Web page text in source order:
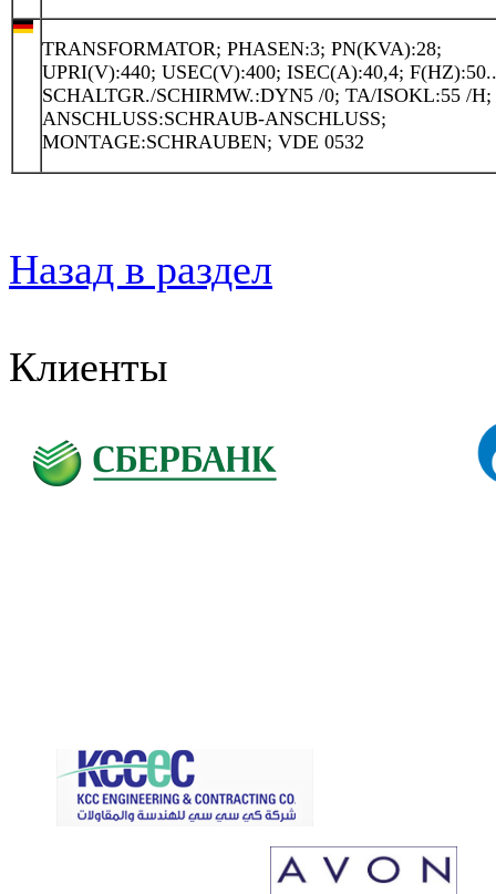
TRANSFORMATOR; PHASEN:3; PN(KVA):28;
UPRI(V):440; USEC(V):400; ISEC(A):40,4;
SCHALTGR./SCHIRMW.:DYN5 /0; TA/ISOKL:55 /H;
ANSCHLUSS:SCHRAUB-ANSCHLUSS;
MONTAGE:SCHRAUBEN; VDE 0532
Назад в раздел
Клиенты